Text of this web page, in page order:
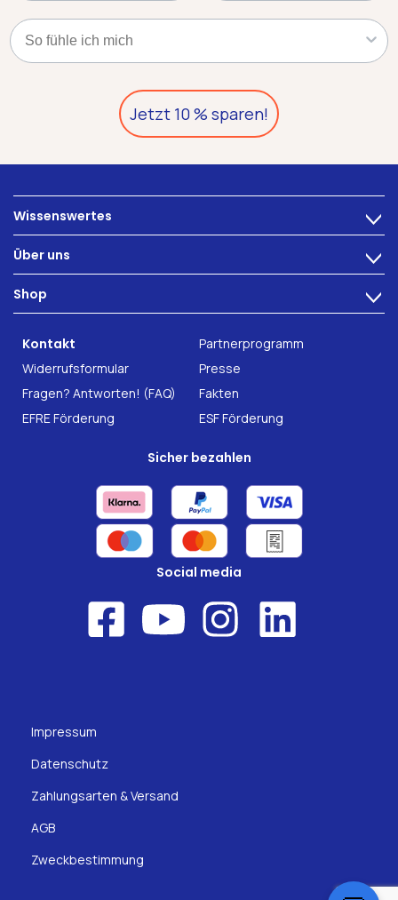
Kategorie
Jetzt 10 % sparen!
Wissenswertes >
Ernährung
Darmgesundheit
Über uns >
Technologie
Karriere
Forschung
Shop >
INTEST.pro
Nahrungsergänzung
Kontakt
Partnerprogramm
Widerrufsformular
Presse
Fragen? Antworten! (FAQ)
Fakten
EFRE Förderung
ESF Förderung
Sicher bezahlen
Social media
Impressum
Datenschutz
Zahlungsarten & Versand
AGB
Zweckbestimmung